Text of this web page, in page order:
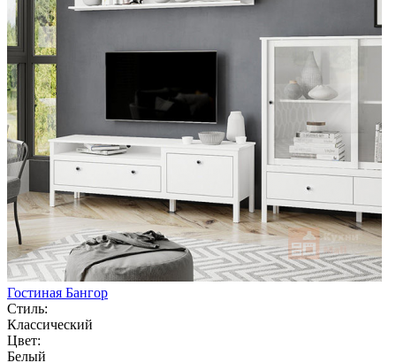
Гостиная Бангор
Стиль:
Классический
Цвет:
Белый